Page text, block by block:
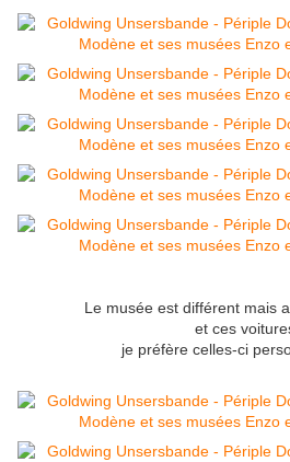
Le musée est différent mais
et ces
je préfère celles-ci